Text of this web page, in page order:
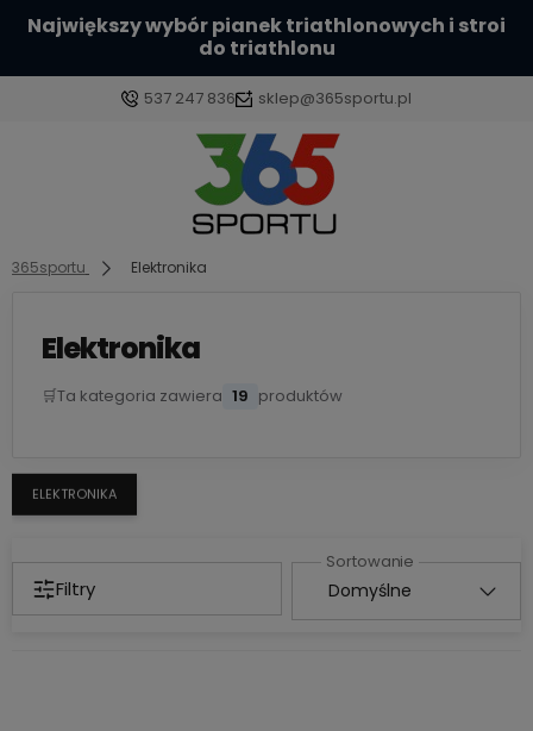
Sprawdź naszą szeroką ofertę kasków
aerodynamicznych
537 247 836 sklep@365sportu.pl
Zaloguj się
Wybierz coś dla siebie z naszej aktualnej oferty lub
365sportu Elektronika
Elektronika
🛒Ta kategoria zawiera 19 produktów
ELEKTRONIKA
Filtry